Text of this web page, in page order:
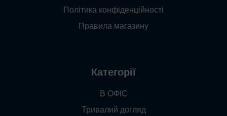
Політика конфіденційності
Правила магазину
Категорії
В ОФІС
Тривалий догляд